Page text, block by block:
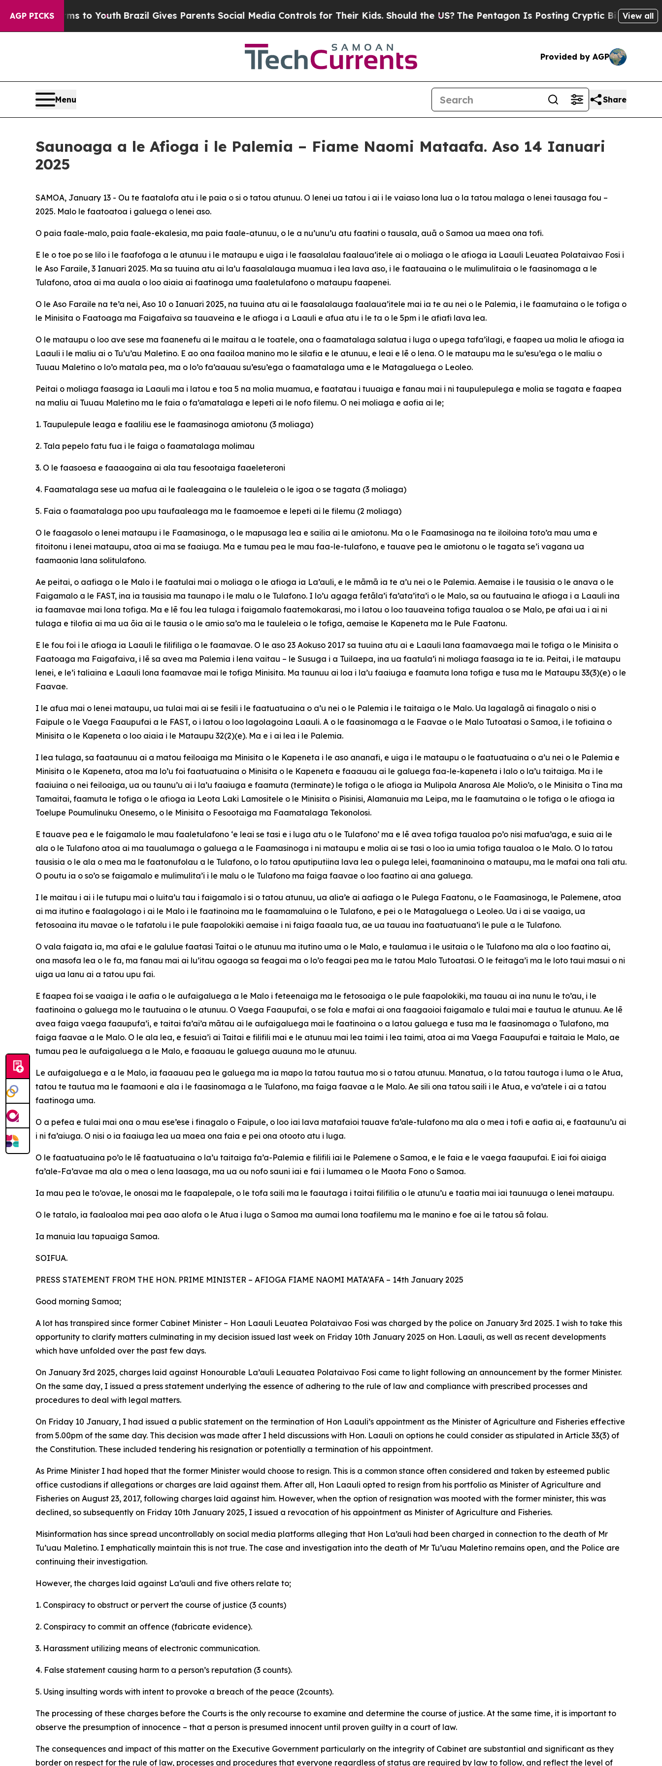
AGP PICKS
to Youth Brazil Gives Parents Social Media Controls for Their Kids. Should the US?The Pentagon Is Posting Cryptic Biblical Messages on
View all
Provided by AGP
Menu Share
Saunoaga a le Afioga i le Palemia – Fiame Naomi Mataafa. Aso 14 Ianuari
2025
SAMOA, January 13 - Ou te faatalofa atu i le paia o si o tatou atunuu. O lenei ua tatou i ai i le vaiaso lona lua o la tatou malaga o lenei tausaga fou –
2025. Malo le faatoatoa i galuega o lenei aso.
O paia faale-malo, paia faale-ekalesia, ma paia faale-atunuu, o le a nu’unu’u atu faatini o tausala, auā o Samoa ua maea ona tofi.
E le o toe po se lilo i le faafofoga a le atunuu i le mataupu e uiga i le faasalalau faalaua’itele ai o moliaga o le afioga ia Laauli Leuatea Polataivao Fosi i
le Aso Faraile, 3 Ianuari 2025. Ma sa tuuina atu ai la’u faasalalauga muamua i lea lava aso, i le faatauaina o le mulimulitaia o le faasinomaga a le
Tulafono, atoa ai ma auala o loo aiaia ai faatinoga uma faaletulafono o mataupu faapenei.
O le Aso Faraile na te’a nei, Aso 10 o Ianuari 2025, na tuuina atu ai le faasalalauga faalaua’itele mai ia te au nei o le Palemia, i le faamutaina o le tofiga o
le Minisita o Faatoaga ma Faigafaiva sa tauaveina e le afioga i a Laauli e afua atu i le ta o le 5pm i le afiafi lava lea.
O le mataupu o loo ave sese ma faanenefu ai le maitau a le toatele, ona o faamatalaga salatua i luga o upega tafa’ilagi, e faapea ua molia le afioga ia
Laauli i le maliu ai o Tu’u’au Maletino. E ao ona faailoa manino mo le silafia e le atunuu, e leai e lē o lena. O le mataupu ma le su’esu’ega o le maliu o
Tuuau Maletino o lo’o matala pea, ma o lo’o fa’aauau su’esu’ega o faamatalaga uma e le Matagaluega o Leoleo.
Peitai o moliaga faasaga ia Laauli ma i latou e toa 5 na molia muamua, e faatatau i tuuaiga e fanau mai i ni taupulepulega e molia se tagata e faapea
na maliu ai Tuuau Maletino ma le faia o fa’amatalaga e lepeti ai le nofo filemu. O nei moliaga e aofia ai le;
1. Taupulepule leaga e faaliliu ese le faamasinoga amiotonu (3 moliaga)
2. Tala pepelo fatu fua i le faiga o faamatalaga molimau
3. O le faasoesa e faaaogaina ai ala tau fesootaiga faaeleteroni
4. Faamatalaga sese ua mafua ai le faaleagaina o le tauleleia o le igoa o se tagata (3 moliaga)
5. Faia o faamatalaga poo upu taufaaleaga ma le faamoemoe e lepeti ai le filemu (2 moliaga)
O le faagasolo o lenei mataupu i le Faamasinoga, o le mapusaga lea e sailia ai le amiotonu. Ma o le Faamasinoga na te iloiloina toto’a mau uma e
fitoitonu i lenei mataupu, atoa ai ma se faaiuga. Ma e tumau pea le mau faa-le-tulafono, e tauave pea le amiotonu o le tagata se’i vagana ua
faamaonia lana solitulafono.
Ae peitai, o aafiaga o le Malo i le faatulai mai o moliaga o le afioga ia La’auli, e le māmā ia te a’u nei o le Palemia. Aemaise i le tausisia o le anava o le
Faigamalo a le FAST, ina ia tausisia ma taunapo i le malu o le Tulafono. I lo’u agaga fetāla’i fa’ata’ita’i o le Malo, sa ou fautuaina le afioga i a Laauli ina
ia faamavae mai lona tofiga. Ma e lē fou lea tulaga i faigamalo faatemokarasi, mo i latou o loo tauaveina tofiga taualoa o se Malo, pe afai ua i ai ni
tulaga e tilofia ai ma ua ōia ai le tausia o le amio sa’o ma le tauleleia o le tofiga, aemaise le Kapeneta ma le Pule Faatonu.
E le fou foi i le afioga ia Laauli le filifiliga o le faamavae. O le aso 23 Aokuso 2017 sa tuuina atu ai e Laauli lana faamavaega mai le tofiga o le Minisita o
Faatoaga ma Faigafaiva, i lē sa avea ma Palemia i lena vaitau – le Susuga i a Tuilaepa, ina ua faatula’i ni moliaga faasaga ia te ia. Peitai, i le mataupu
lenei, e le’i taliaina e Laauli lona faamavae mai le tofiga Minisita. Ma taunuu ai loa i la’u faaiuga e faamuta lona tofiga e tusa ma le Mataupu 33(3)(e) o le
Faavae.
I le afua mai o lenei mataupu, ua tulai mai ai se fesili i le faatuatuaina o a’u nei o le Palemia i le taitaiga o le Malo. Ua lagalagā ai finagalo o nisi o
Faipule o le Vaega Faaupufai a le FAST, o i latou o loo lagolagoina Laauli. A o le faasinomaga a le Faavae o le Malo Tutoatasi o Samoa, i le tofiaina o
Minisita o le Kapeneta o loo aiaia i le Mataupu 32(2)(e). Ma e i ai lea i le Palemia.
I lea tulaga, sa faataunuu ai a matou feiloaiga ma Minisita o le Kapeneta i le aso ananafi, e uiga i le mataupu o le faatuatuaina o a’u nei o le Palemia e
Minisita o le Kapeneta, atoa ma lo’u foi faatuatuaina o Minisita o le Kapeneta e faaauau ai le galuega faa-le-kapeneta i lalo o la’u taitaiga. Ma i le
faaiuina o nei feiloaiga, ua ou taunu’u ai i la’u faaiuga e faamuta (terminate) le tofiga o le afioga ia Mulipola Anarosa Ale Molio’o, o le Minisita o Tina ma
Tamaitai, faamuta le tofiga o le afioga ia Leota Laki Lamositele o le Minisita o Pisinisi, Alamanuia ma Leipa, ma le faamutaina o le tofiga o le afioga ia
Toelupe Poumulinuku Onesemo, o le Minisita o Fesootaiga ma Faamatalaga Tekonolosi.
E tauave pea e le faigamalo le mau faaletulafono ‘e leai se tasi e i luga atu o le Tulafono’ ma e lē avea tofiga taualoa po’o nisi mafua’aga, e suia ai le
ala o le Tulafono atoa ai ma taualumaga o galuega a le Faamasinoga i ni mataupu e molia ai se tasi o loo ia umia tofiga taualoa o le Malo. O lo tatou
tausisia o le ala o mea ma le faatonufolau a le Tulafono, o lo tatou aputiputiina lava lea o pulega lelei, faamaninoina o mataupu, ma le mafai ona tali atu.
O poutu ia o so’o se faigamalo e mulimulita’i i le malu o le Tulafono ma faiga faavae o loo faatino ai ana galuega.
I le maitau i ai i le tutupu mai o luita’u tau i faigamalo i si o tatou atunuu, ua alia’e ai aafiaga o le Pulega Faatonu, o le Faamasinoga, le Palemene, atoa
ai ma itutino e faalagolago i ai le Malo i le faatinoina ma le faamamaluina o le Tulafono, e pei o le Matagaluega o Leoleo. Ua i ai se vaaiga, ua
fetosoaina itu mavae o le tafatolu i le pule faapolokiki aemaise i ni faiga faaala tua, ae ua tauau ina faatuatuana’i le pule a le Tulafono.
O vala faigata ia, ma afai e le galulue faatasi Taitai o le atunuu ma itutino uma o le Malo, e taulamua i le usitaia o le Tulafono ma ala o loo faatino ai,
ona masofa lea o le fa, ma fanau mai ai lu’itau ogaoga sa feagai ma o lo’o feagai pea ma le tatou Malo Tutoatasi. O le feitaga’i ma le loto taui masui o ni
uiga ua lanu ai a tatou upu fai.
E faapea foi se vaaiga i le aafia o le aufaigaluega a le Malo i feteenaiga ma le fetosoaiga o le pule faapolokiki, ma tauau ai ina nunu le to’au, i le
faatinoina o galuega mo le tautuaina o le atunuu. O Vaega Faaupufai, o se fola e mafai ai ona faagaoioi faigamalo e tulai mai e tautua le atunuu. Ae lē
avea faiga vaega faaupufa’i, e taitai fa’ai’a mātau ai le aufaigaluega mai le faatinoina o a latou galuega e tusa ma le faasinomaga o Tulafono, ma
faiga faavae a le Malo. O le ala lea, e fesuia’i ai Taitai e filifili mai e le atunuu mai lea taimi i lea taimi, atoa ai ma Vaega Faaupufai e taitaia le Malo, ae
tumau pea le aufaigaluega a le Malo, e faaauau le galuega auauna mo le atunuu.
Le aufaigaluega e a le Malo, ia faaauau pea le galuega ma ia mapo la tatou tautua mo si o tatou atunuu. Manatua, o la tatou tautoga i luma o le Atua,
tatou te tautua ma le faamaoni e ala i le faasinomaga a le Tulafono, ma faiga faavae a le Malo. Ae sili ona tatou saili i le Atua, e va’atele i ai a tatou
faatinoga uma.
O a pefea e tulai mai ona o mau ese’ese i finagalo o Faipule, o loo iai lava matafaioi tauave fa’ale-tulafono ma ala o mea i tofi e aafia ai, e faataunu’u ai
i ni fa’aiuga. O nisi o ia faaiuga lea ua maea ona faia e pei ona otooto atu i luga.
O le faatuatuaina po’o le lē faatuatuaina o la’u taitaiga fa’a-Palemia e filifili iai le Palemene o Samoa, e le faia e le vaega faaupufai. E iai foi aiaiga
fa’ale-Fa’avae ma ala o mea o lena laasaga, ma ua ou nofo sauni iai e fai i lumamea o le Maota Fono o Samoa.
Ia mau pea le to’ovae, le onosai ma le faapalepale, o le tofa saili ma le faautaga i taitai filifilia o le atunu’u e taatia mai iai taunuuga o lenei mataupu.
O le tatalo, ia faaloaloa mai pea aao alofa o le Atua i luga o Samoa ma aumai lona toafilemu ma le manino e foe ai le tatou sā folau.
Ia manuia lau tapuaiga Samoa.
SOIFUA.
PRESS STATEMENT FROM THE HON. PRIME MINISTER – AFIOGA FIAME NAOMI MATA’AFA – 14th January 2025
Good morning Samoa;
A lot has transpired since former Cabinet Minister – Hon Laauli Leuatea Polataivao Fosi was charged by the police on January 3rd 2025. I wish to take this
opportunity to clarify matters culminating in my decision issued last week on Friday 10th January 2025 on Hon. Laauli, as well as recent developments
which have unfolded over the past few days.
On January 3rd 2025, charges laid against Honourable La’auli Leauatea Polataivao Fosi came to light following an announcement by the former Minister.
On the same day, I issued a press statement underlying the essence of adhering to the rule of law and compliance with prescribed processes and
procedures to deal with legal matters.
On Friday 10 January, I had issued a public statement on the termination of Hon Laauli’s appointment as the Minister of Agriculture and Fisheries effective
from 5.00pm of the same day. This decision was made after I held discussions with Hon. Laauli on options he could consider as stipulated in Article 33(3) of
the Constitution. These included tendering his resignation or potentially a termination of his appointment.
As Prime Minister I had hoped that the former Minister would choose to resign. This is a common stance often considered and taken by esteemed public
office custodians if allegations or charges are laid against them. After all, Hon Laauli opted to resign from his portfolio as Minister of Agriculture and
Fisheries on August 23, 2017, following charges laid against him. However, when the option of resignation was mooted with the former minister, this was
declined, so subsequently on Friday 10th January 2025, I issued a revocation of his appointment as Minister of Agriculture and Fisheries.
Misinformation has since spread uncontrollably on social media platforms alleging that Hon La’auli had been charged in connection to the death of Mr
Tu’uau Maletino. I emphatically maintain this is not true. The case and investigation into the death of Mr Tu’uau Maletino remains open, and the Police are
continuing their investigation.
However, the charges laid against La’auli and five others relate to;
1. Conspiracy to obstruct or pervert the course of justice (3 counts)
2. Conspiracy to commit an offence (fabricate evidence).
3. Harassment utilizing means of electronic communication.
4. False statement causing harm to a person’s reputation (3 counts).
5. Using insulting words with intent to provoke a breach of the peace (2counts).
The processing of these charges before the Courts is the only recourse to examine and determine the course of justice. At the same time, it is important to
observe the presumption of innocence – that a person is presumed innocent until proven guilty in a court of law.
The consequences and impact of this matter on the Executive Government particularly on the integrity of Cabinet are substantial and significant as they
border on respect for the rule of law, processes and procedures that everyone regardless of status are required by law to follow, and reflect the level of